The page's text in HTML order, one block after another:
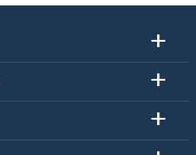
+
+
+